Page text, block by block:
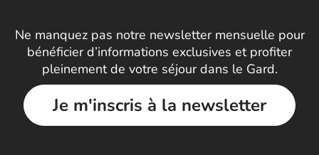
Ne manquez pas notre newsletter mensuelle pour
bénéficier d’informations exclusives et profiter
pleinement de votre séjour dans le Gard.
Je m'inscris à la newsletter